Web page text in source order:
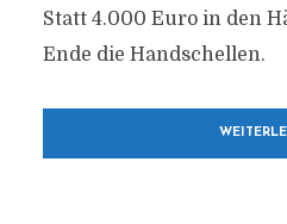
Statt 4.000 Euro in den
Ende die Handschellen.